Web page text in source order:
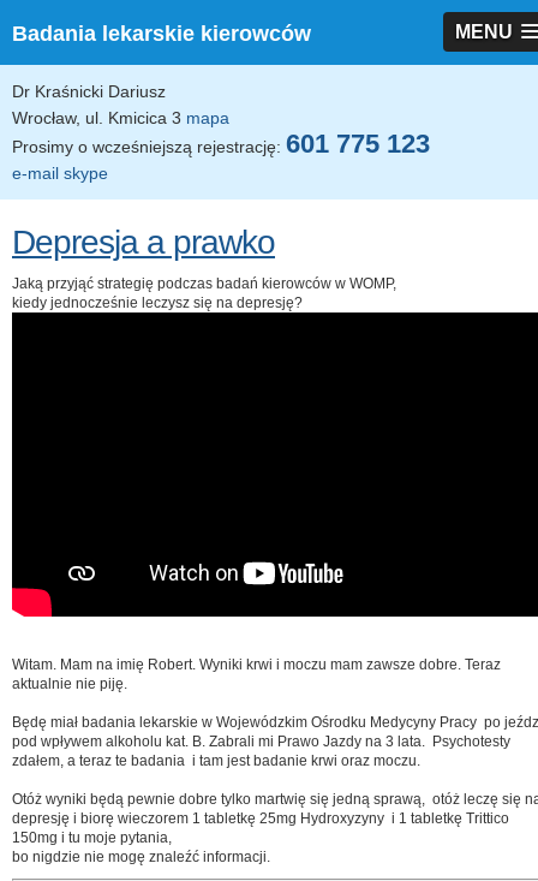
Badania lekarskie kierowców MENU
Dr Kraśnicki Dariusz
Wrocław, ul. Kmicica 3 mapa
Prosimy o wcześniejszą rejestrację: 601 775 123
e-mail skype
Depresja a prawko
Jaką przyjąć strategię podczas badań kierowców w WOMP,
kiedy jednocześnie leczysz się na depresję?
Witam. Mam na imię Robert. Wyniki krwi i moczu mam zawsze dobre. Teraz
aktualnie nie piję.
Będę miał badania lekarskie w Wojewódzkim Ośrodku Medycyny Pracy po
pod wpływem alkoholu kat. B. Zabrali mi Prawo Jazdy na 3 lata. Psychotesty
zdałem, a teraz te badania i tam jest badanie krwi oraz moczu.
Otóż wyniki będą pewnie dobre tylko martwię się jedną sprawą, otóż leczę się
depresję i biorę wieczorem 1 tabletkę 25mg Hydroxyzyny i 1 tabletkę Trittico
150mg i tu moje pytania,
bo nigdzie nie mogę znaleźć informacji.